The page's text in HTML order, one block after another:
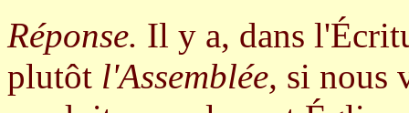
Réponse. Il y a, dans
plutôt l'Assemblée, si nous